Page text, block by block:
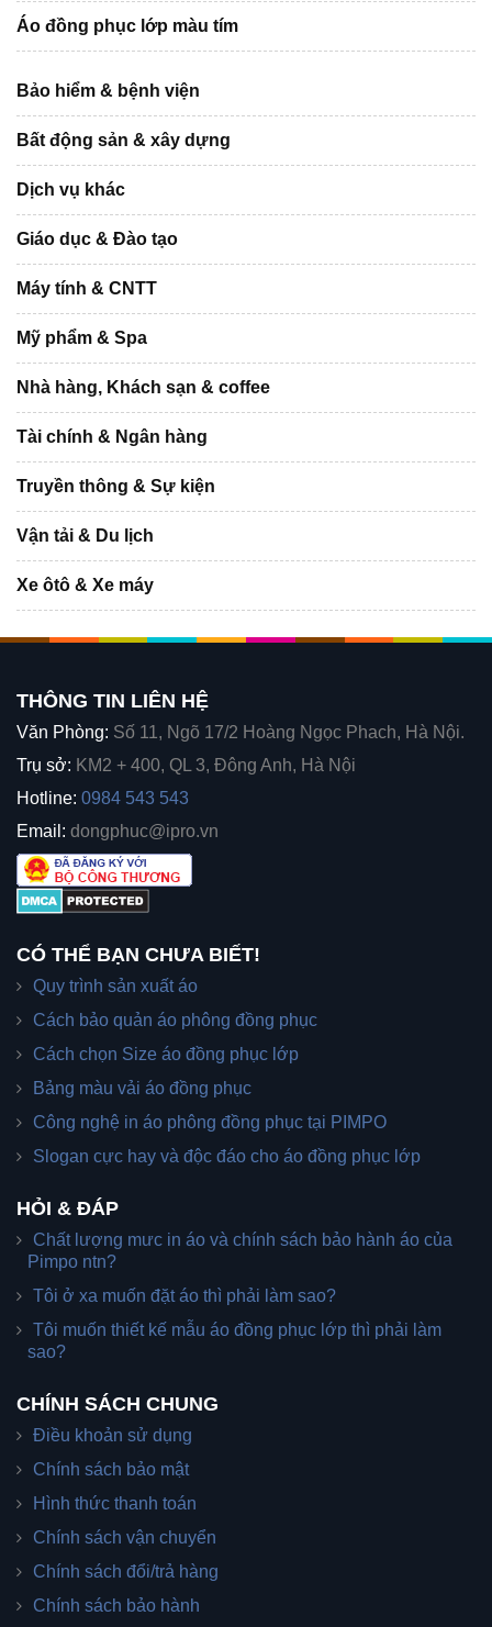
Áo đồng phục lớp màu tím
Bảo hiểm & bệnh viện
Bất động sản & xây dựng
Dịch vụ khác
Giáo dục & Đào tạo
Máy tính & CNTT
Mỹ phẩm & Spa
Nhà hàng, Khách sạn & coffee
Tài chính & Ngân hàng
Truyền thông & Sự kiện
Vận tải & Du lịch
Xe ôtô & Xe máy
THÔNG TIN LIÊN HỆ
Văn Phòng: Số 11, Ngõ 17/2 Hoàng Ngọc Phach, Hà Nội.
Trụ sở: KM2 + 400, QL 3, Đông Anh, Hà Nội
Hotline: 0984 543 543
Email: dongphuc@ipro.vn
CÓ THỂ BẠN CHƯA BIẾT!
Quy trình sản xuất áo
Cách bảo quản áo phông đồng phục
Cách chọn Size áo đồng phục lớp
Bảng màu vải áo đồng phục
Công nghệ in áo phông đồng phục tại PIMPO
Slogan cực hay và độc đáo cho áo đồng phục lớp
HỎI & ĐÁP
Chất lượng mưc in áo và chính sách bảo hành áo của
Pimpo ntn?
Tôi ở xa muốn đặt áo thì phải làm sao?
Tôi muốn thiết kế mẫu áo đồng phục lớp thì phải làm
sao?
CHÍNH SÁCH CHUNG
Điều khoản sử dụng
Chính sách bảo mật
Hình thức thanh toán
Chính sách vận chuyển
Chính sách đổi/trả hàng
Chính sách bảo hành